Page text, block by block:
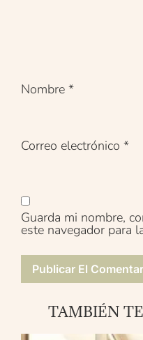
Nombre *
Correo electrónico *
Guarda mi nombre,
este navegador para
TAMBIÉN